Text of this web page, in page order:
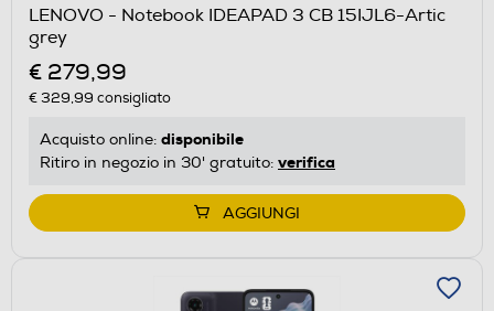
LENOVO - Notebook IDEAPAD 3 CB 15IJL6-Artic
grey
€ 279,99
€ 329,99 consigliato
Acquisto online: disponibile
Ritiro in negozio in 30' gratuito: verifica
AGGIUNGI